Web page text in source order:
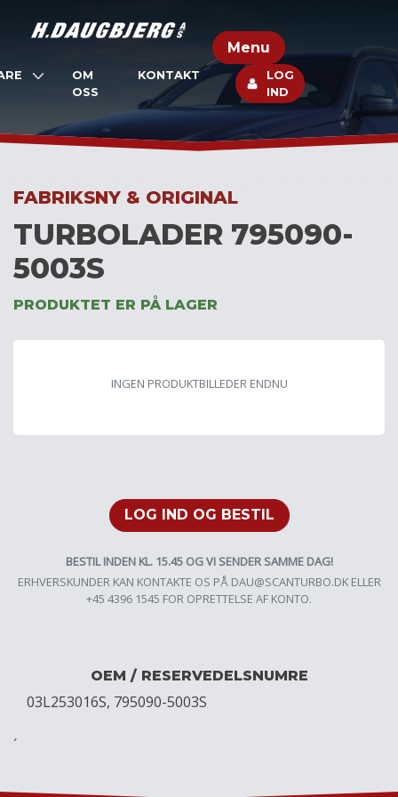
Menu
OM
OSS
KONTAKT
LOG
IND
FABRIKSNY & ORIGINAL
TURBOLADER 795090-
5003S
PRODUKTET ER PÅ LAGER
INGEN PRODUKTBILLEDER ENDNU
LOG IND OG BESTIL
BESTIL INDEN KL. 15.45 OG VI SENDER SAMME DAG!
ERHVERSKUNDER KAN KONTAKTE OS PÅ DAU@SCANTURBO.DKELLER
+45 4396 1545 FOR OPRETTELSE AF KONTO.
OEM / RESERVEDELSNUMRE
03L253016S, 795090-5003S
´